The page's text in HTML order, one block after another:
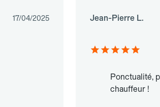
17/04/2025 Jean-Pierre L.
Ponctualité,
chauffeur !